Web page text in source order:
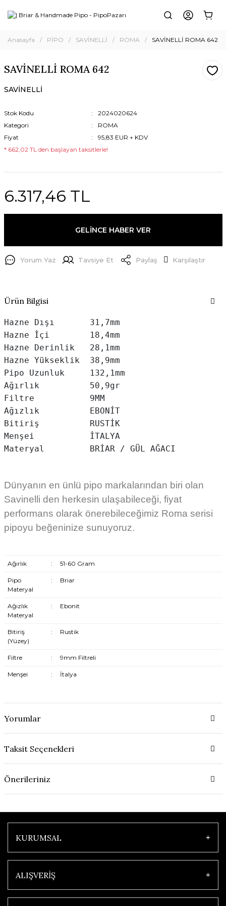
Anasayfa PİPO SAVİNELLİ ROMA SAVİNELLİ ROMA 642
SAVİNELLİ ROMA 642
SAVİNELLİ
Stok Kodu
2024020624
Kategori
ROMA
Fiyat
95,83 EUR + KDV
* 662,02 TL den başlayan taksitlerle!
6.317,46 TL
GELİNCE HABER VER
Yorum Yaz Tavsiye Et Paylaş Karşılaştır
Ürün Bilgisi
Hazne Dışı       31,7mm
Hazne İçi        18,4mm
Hazne Derinlik   28,1mm
Hazne Yükseklik  38,9mm
Pipo Uzunluk     132,1mm
Ağırlık          50,9gr
Filtre           9MM
Ağızlık          EBONİT
Bitiriş          RUSTİK
Menşei           İTALYA
Dünyanın en ünlü pipo markalarından biri olan
Savinelli den herkesin ulaşabileceği, fiyat
performans olarak önerebileceğimiz Roma serisi
pipoyu beğeninize sunuyoruz.
Ağırlık : 51-60 Gram
Pipo
Materyal
: Briar
Ağızlık
Materyal
: Ebonit
Bitiriş
(Yüzey)
: Rustik
Filtre : 9mm Filtreli
Menşei : İtalya
Yorumlar
Taksit Seçenekleri
Önerileriniz
KURUMSAL
ALIŞVERİŞ